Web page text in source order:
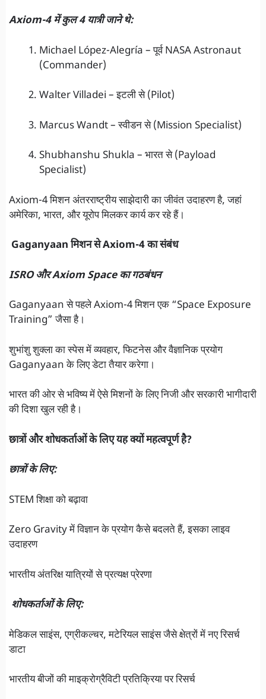
Axiom-4 में कुल 4 यात्री जाने थे:
Michael López-Alegría – पूर्व NASA Astronaut
(Commander)
Walter Villadei – इटली से (Pilot)
Marcus Wandt – स्वीडन से (Mission Specialist)
Shubhanshu Shukla – भारत से (Payload
Specialist)
Axiom-4 मिशन अंतरराष्ट्रीय साझेदारी का जीवंत उदाहरण है, जहां
अमेरिका, भारत, और यूरोप मिलकर कार्य कर रहे हैं।
Gaganyaan मिशन से Axiom-4 का संबंध
ISRO और Axiom Space का गठबंधन
Gaganyaan से पहले Axiom-4 मिशन एक “Space Exposure
Training” जैसा है।
शुभांशु शुक्ला का स्पेस में व्यवहार, फिटनेस और वैज्ञानिक प्रयोग
Gaganyaan के लिए डेटा तैयार करेगा।
भारत की ओर से भविष्य में ऐसे मिशनों के लिए निजी और सरकारी भागीदारी
की दिशा खुल रही है।
छात्रों और शोधकर्ताओं के लिए यह क्यों महत्वपूर्ण है?
छात्रों के लिए:
STEM शिक्षा को बढ़ावा
Zero Gravity में विज्ञान के प्रयोग कैसे बदलते हैं, इसका लाइव
उदाहरण
भारतीय अंतरिक्ष यात्रियों से प्रत्यक्ष प्रेरणा
शोधकर्ताओं के लिए:
मेडिकल साइंस, एग्रीकल्चर, मटेरियल साइंस जैसे क्षेत्रों में नए रिसर्च
डाटा
भारतीय बीजों की माइक्रोग्रैविटी प्रतिक्रिया पर रिसर्च